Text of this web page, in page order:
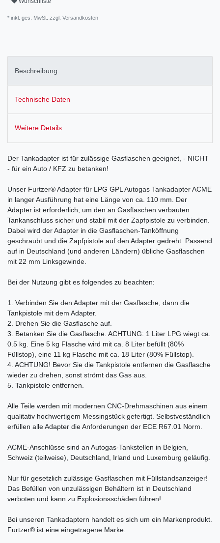
* inkl. ges. MwSt. zzgl. Versandkosten
Beschreibung
Technische Daten
Weitere Details
Der Tankadapter ist für zulässige Gasflaschen geeignet, - NICHT
- für ein Auto / KFZ zu betanken!
Unser Furtzer® Adapter für LPG GPL Autogas Tankadapter ACME
in langer Ausführung hat eine Länge von ca. 110 mm. Der
Adapter ist erforderlich, um den an Gasflaschen verbauten
Tankanschluss sicher und stabil mit der Zapfpistole zu verbinden.
Dabei wird der Adapter in die Gasflaschen-Tanköffnung
geschraubt und die Zapfpistole auf den Adapter gedreht. Passend
auf in Deutschland (und anderen Ländern) übliche Gasflaschen
mit 22 mm Linksgewinde.
Bei der Nutzung gibt es folgendes zu beachten:
1. Verbinden Sie den Adapter mit der Gasflasche, dann die
Tankpistole mit dem Adapter.
2. Drehen Sie die Gasflasche auf.
3. Betanken Sie die Gasflasche. ACHTUNG: 1 Liter LPG wiegt ca.
0.5 kg. Eine 5 kg Flasche wird mit ca. 8 Liter befüllt (80%
Füllstop), eine 11 kg Flasche mit ca. 18 Liter (80% Füllstop).
4. ACHTUNG! Bevor Sie die Tankpistole entfernen die Gasflasche
wieder zu drehen, sonst strömt das Gas aus.
5. Tankpistole entfernen.
Alle Teile werden mit modernen CNC-Drehmaschinen aus einem
qualitativ hochwertigem Messingstück gefertigt. Selbstveständlich
erfüllen alle Adapter die Anforderungen der ECE R67.01 Norm.
ACME-Anschlüsse sind an Autogas-Tankstellen in Belgien,
Schweiz (teilweise), Deutschland, Irland und Luxemburg geläufig.
Nur für gesetzlich zulässige Gasflaschen mit Füllstandsanzeiger!
Das Befüllen von unzulässigen Behältern ist in Deutschland
verboten und kann zu Explosionsschäden führen!
Bei unseren Tankadaptern handelt es sich um ein Markenprodukt.
Furtzer® ist eine eingetragene Marke.